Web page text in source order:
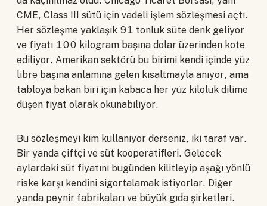
CME, Class III sütü için vadeli işlem sözleşmesi açtı.
Her sözleşme yaklaşık 91 tonluk süte denk geliyor
ve fiyatı 100 kilogram başına dolar üzerinden kote
ediliyor. Amerikan sektörü bu birimi kendi içinde yüz
libre başına anlamına gelen kısaltmayla anıyor, ama
tabloya bakan biri için kabaca her yüz kiloluk dilime
düşen fiyat olarak okunabiliyor.
Bu sözleşmeyi kim kullanıyor derseniz, iki taraf var.
Bir yanda çiftçi ve süt kooperatifleri. Gelecek
aylardaki süt fiyatını bugünden kilitleyip aşağı yönlü
riske karşı kendini sigortalamak istiyorlar. Diğer
yanda peynir fabrikaları ve büyük gıda şirketleri.